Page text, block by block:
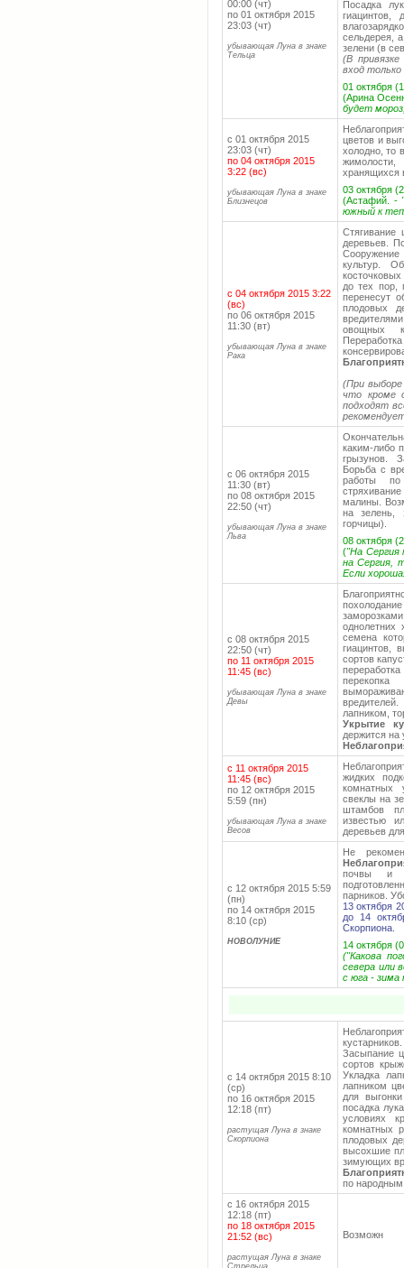
00:00 (чт)
по 01 октября 2015
23:03 (чт)
убывающая Луна в знаке
Тельца
Посадка
гиацинтов,
сельдерея,
зелени (в
(В
вход
01 октября
(Арина
будет
с 01 октября 2015
23:03 (чт)
по 04 октября 2015
3:22 (вс)
убывающая Луна в знаке
Близнецов
цветов и
холодно, то
хранящихся
03 октября
(Астафий. -
южный к
с 04 октября 2015 3:22
(вс)
по 06 октября 2015
11:30 (вт)
убывающая Луна в знаке
Рака
деревьев.
Сооружение
культур.
до тех пор,
перенесут
плодовых
овощных
(При выборе
что кроме
подходят
с 06 октября 2015
11:30 (вт)
по 08 октября 2015
22:50 (чт)
убывающая Луна в знаке
Льва
каким-либо
грызунов.
Борьба с
работы по
малины.
на зелень,
горчицы).
08 октября
("На Сергия
на Сергия,
Если
с 08 октября 2015
22:50 (чт)
по 11 октября 2015
11:45 (вс)
убывающая Луна в знаке
Девы
однолетних
семена
гиацинтов,
сортов
лапником,
Укрытие
держится на
с 11 октября 2015
11:45 (вс)
по 12 октября 2015
5:59 (пн)
убывающая Луна в знаке
Весов
жидких
комнатных
свеклы на
штамбов
известью
деревьев
с 12 октября 2015 5:59
(пн)
по 14 октября 2015
8:10 (ср)
НОВОЛУНИЕ
Не
почвы и
парников.
13 октября
до 14
Скорпиона.
14 октября
("Какова
севера или
с юга - зима
с 14 октября 2015 8:10
(ср)
по 16 октября 2015
12:18 (пт)
растущая Луна в знаке
Скорпиона
Засыпание
сортов
Укладка
лапником
для
посадка
условиях
комнатных
плодовых
высохшие
зимующих
по
с 16 октября 2015
12:18 (пт)
по 18 октября 2015
21:52 (вс)
растущая Луна в знаке
Возможн